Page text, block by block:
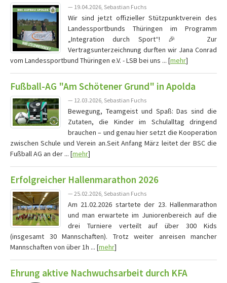
— 19.04.2026, Sebastian Fuchs
Wir sind jetzt offizieller Stützpunktverein des
Landessportbunds Thüringen im Programm
„Integration durch Sport“! 🎉 Zur
Vertragsunterzeichnung durften wir Jana Conrad
vom Landessportbund Thüringen e.V. - LSB bei uns ... [mehr]
Fußball-AG "Am Schötener Grund" in Apolda
— 12.03.2026, Sebastian Fuchs
Bewegung, Teamgeist und Spaß: Das sind die
Zutaten, die Kinder im Schulalltag dringend
brauchen – und genau hier setzt die Kooperation
zwischen Schule und Verein an.Seit Anfang März leitet der BSC die
Fußball AG an der ... [mehr]
Erfolgreicher Hallenmarathon 2026
— 25.02.2026, Sebastian Fuchs
Am 21.02.2026 startete der 23. Hallenmarathon
und man erwartete im Juniorenbereich auf die
drei Turniere verteilt auf über 300 Kids
(insgesamt 30 Mannschaften). Trotz weiter anreisen mancher
Mannschaften von über 1h ... [mehr]
Ehrung aktive Nachwuchsarbeit durch KFA